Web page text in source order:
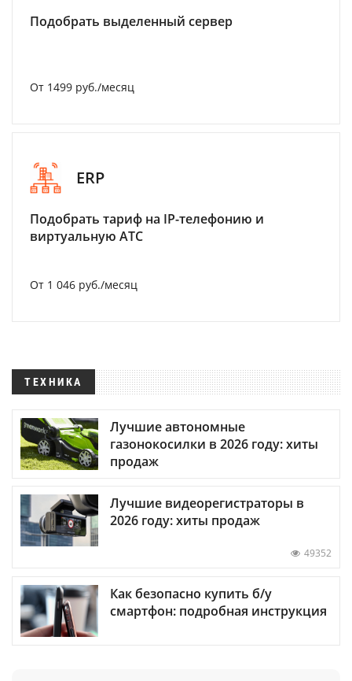
Подобрать выделенный сервер
От 1499 руб./месяц
ERP
Подобрать тариф на IP-телефонию и
виртуальную АТС
От 1 046 руб./месяц
ТЕХНИКА
Лучшие автономные
газонокосилки в 2026 году: хиты
продаж
Лучшие видеорегистраторы в
2026 году: хиты продаж
49352
Как безопасно купить б/у
смартфон: подробная инструкция